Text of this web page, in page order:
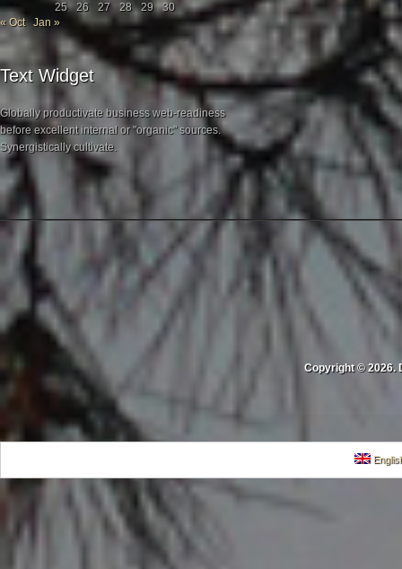
25
26 27 28 29
30
« Oct
Jan »
Text Widget
Globally productivate business web-readiness
before excellent internal or "organic" sources.
Synergistically cultivate.
Copyright © 2026.